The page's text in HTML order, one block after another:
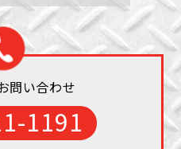
問い合わせ
1191